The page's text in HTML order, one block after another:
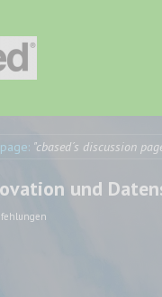
"cbased´s discussion
und